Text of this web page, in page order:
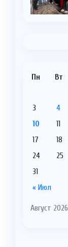
Август 2026
Пн Вт
« Июл
3
4
10
11
17
18
24
25
31